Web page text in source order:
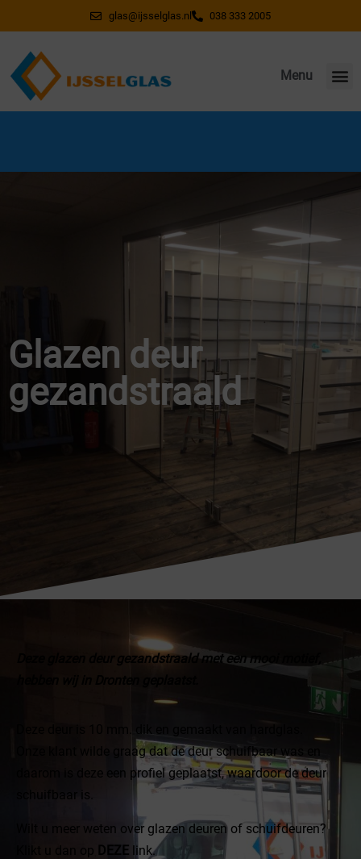
glas@ijsselglas.nl 038 333 2005
Menu
augustus. Vanaf 10 augustus weer bereikbaar!
Glazen deur
gezandstraald
Deze glazen deur gezandstraald met een mooi motief,
hebben wij in Dronten geplaatst.
Onze klant wilde graag dat de deur schuifbaar was en
daarom is deze een profiel geplaatst, waardoor de deur
schuifbaar is.
Wilt u meer weten over glazen deuren of schuifdeuren?
Klikt u dan op DEZE link.